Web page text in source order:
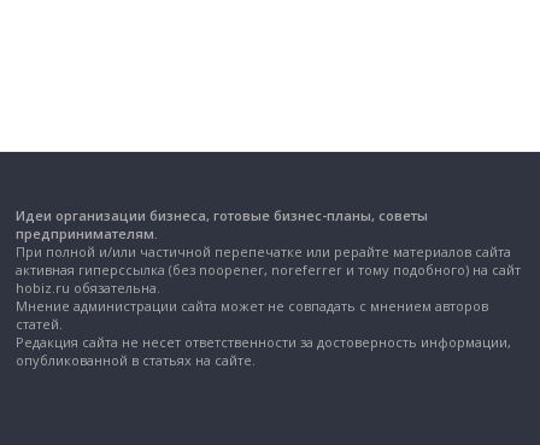
Идеи организации бизнеса, готовые бизнес-планы, советы
предпринимателям.
При полной и/или частичной перепечатке или рерайте материалов сайта
активная гиперссылка (без noopener, noreferrer и тому подобного) на сайт
hobiz.ru обязательна.
Мнение администрации сайта может не совпадать с мнением авторов
статей.
Редакция сайта не несет ответственности за достоверность информации,
опубликованной в статьях на сайте.